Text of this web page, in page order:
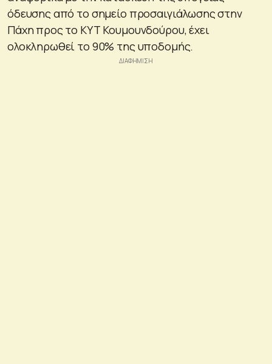
όδευσης από το σημείο προσαιγιάλωσης στην
Πάχη προς το ΚΥΤ Κουμουνδούρου, έχει
ολοκληρωθεί το 90% της υποδομής.